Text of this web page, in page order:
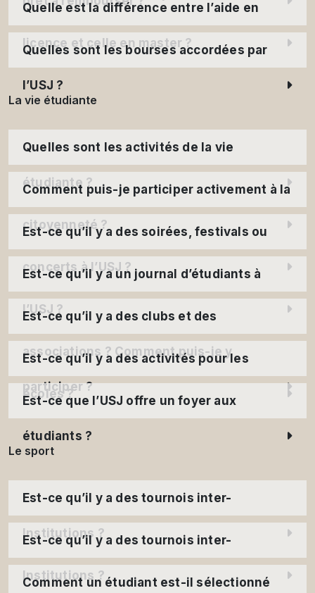
Quelle est la différence entre l’aide en
licence et celle en master ?
Quelles sont les bourses accordées par
l’USJ ?
La vie étudiante
Quelles sont les activités de la vie
étudiante ?
Comment puis-je participer activement à la
citoyenneté ?
Est-ce qu’il y a des soirées, festivals ou
concerts à l’USJ ?
Est-ce qu’il y a un journal d’étudiants à
l’USJ ?
Est-ce qu’il y a des clubs et des
associations ? Comment puis-je y
participer ?
Est-ce qu’il y a des activités pour les
écoles ?
Est-ce que l’USJ offre un foyer aux
étudiants ?
Le sport
Est-ce qu’il y a des tournois inter-
Institutions ?
Est-ce qu’il y a des tournois inter-
Institutions ?
Comment un étudiant est-il sélectionné